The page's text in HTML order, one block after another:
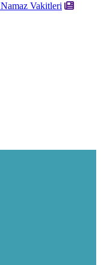
Namaz Vakitleri